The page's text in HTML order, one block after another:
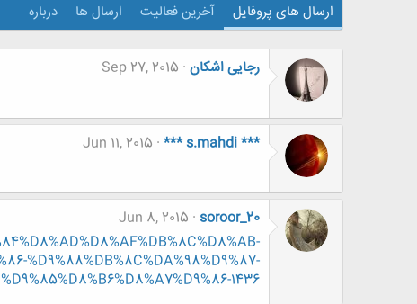
ارسال های پروفایل آخرین فعالیت ارسال ها درباره
رجایی اشکان Sep 27, 2015
*** s.mahdi ***
Jun 11, 2015
soroor_20
Jun 8, 2015
%D9%88%DB%8C%DA%98%D9%87-
1436